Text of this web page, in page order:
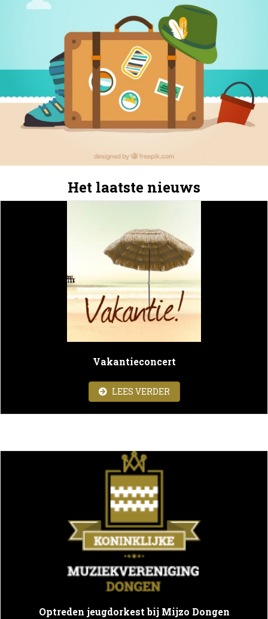
Het laatste nieuws
Vakantieconcert
LEES VERDERABOUT
Optreden jeugdorkest bij Mijzo Dongen